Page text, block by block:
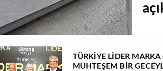
TÜRKİYE LİDER MARKA
MUHTEŞEM BİR